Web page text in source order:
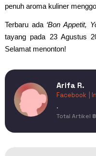
penuh aroma kuliner
Terbaru ada‘Bon Appetit,
tayang pada 23 Agustus
Selamat menonton!
Arifa R.
Facebook |
.
Total Artikel